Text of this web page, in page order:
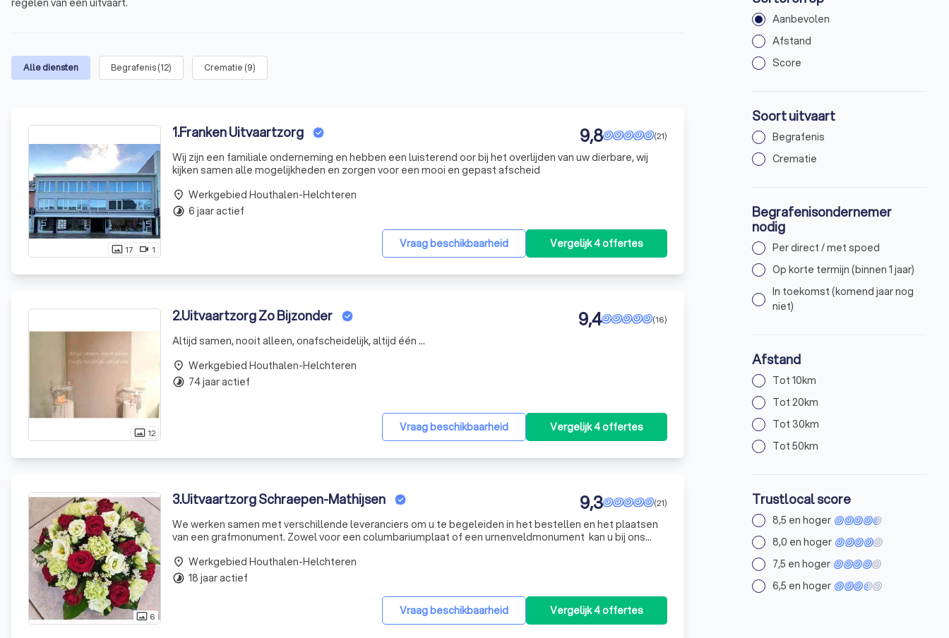
regelen van een uitvaart.
Alle diensten Begrafenis(12) Crematie (9)
photo_size_select_actual 17 videocam 1
1.Franken Uitvaartzorg (21)
9,8
Wij zijn een familiale onderneming en hebben een luisterend oor bij het overlijden van uw dierbare, wij
kijken samen alle mogelijkheden en zorgen voor een mooi en gepast afscheid
Vraag beschikbaarheid Vergelijk 4 offertes
place Werkgebied Houthalen-Helchteren
timelapse 6 jaar actief
photo_size_select_actual 12
2.Uitvaartzorg Zo Bijzonder (16)
9,4
Altijd samen, nooit alleen, onafscheidelijk, altijd één ...
Vraag beschikbaarheid Vergelijk 4 offertes
place Werkgebied Houthalen-Helchteren
timelapse 74 jaar actief
photo_size_select_actual 6
3.Uitvaartzorg Schraepen-Mathijsen (21)
9,3
We werken samen met verschillende leveranciers om u te begeleiden in het bestellen en het plaatsen
van een grafmonument. Zowel voor een columbariumplaat of een urnenveldmonument kan u bij ons
ashangers o
Vraag beschikbaarheid Vergelijk 4 offertes
place Werkgebied Houthalen-Helchteren
timelapse 18 jaar actief
Aanbevolen
Afstand
Score
Soort uitvaart
Begrafenis
Crematie
Begrafenisondernemer
nodig
Per direct / met spoed
Op korte termijn (binnen 1 jaar)
In toekomst (komend jaar nog
niet)
Afstand
Tot 10km
Tot 20km
Tot 30km
Tot 50km
Trustlocal score
8,5 en hoger
8,0 en hoger
7,5 en hoger
6,5 en hoger